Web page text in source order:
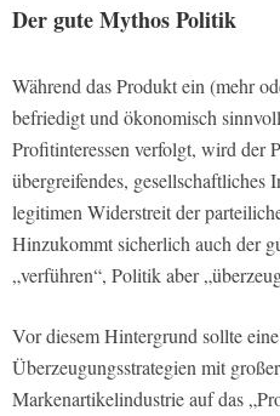
Der gute Mythos Politik
Während das Produkt ein (mehr
befriedigt und ökonomisch
Profitinteressen verfolgt, wird der
übergreifendes, gesellschaftliches
legitimen Widerstreit der
Hinzukommt sicherlich auch der
„verführen“, Politik aber
Vor diesem Hintergrund sollte
Überzeugungsstrategien mit
Markenartikelindustrie auf das